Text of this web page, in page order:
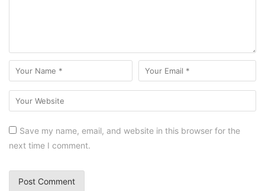
Save my name, email, and website in this browser for the
next time I comment.